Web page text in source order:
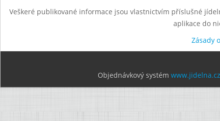
Veškeré publikované informace jsou vlastnictvím příslušné
aplikace do
Zásady
Objednávkový systém www.jidelna.cz